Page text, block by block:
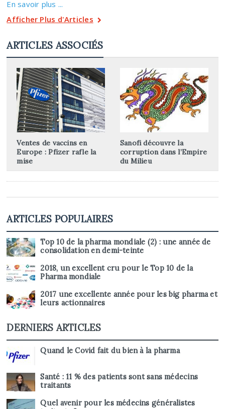
En savoir plus ...
Afficher Plus d'Articles
ARTICLES ASSOCIÉS
Ventes de vaccins en
Europe : Pfizer rafle la
mise
Sanofi découvre la
corruption dans l’Empire
du Milieu
ARTICLES POPULAIRES
Top 10 de la pharma mondiale (2) : une année de
consolidation en demi-teinte
2018, un excellent cru pour le Top 10 de la
Pharma mondiale
2017 une excellente année pour les big pharma et
leurs actionnaires
DERNIERS ARTICLES
Quand le Covid fait du bien à la pharma
Santé : 11 % des patients sont sans médecins
traitants
Quel avenir pour les médecins généralistes